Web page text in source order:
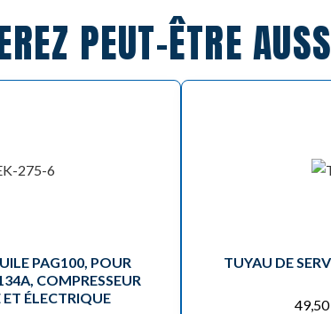
PEUT-ÊTRE
PAG100, POUR
COMPRESSEUR
ÉLECTRIQUE
TUYAU DE
49,50